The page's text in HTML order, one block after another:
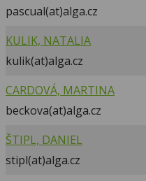
pascual(at)alga.cz
KULIK, NATALIA
kulik(at)alga.cz
CARDOVÁ, MARTINA
beckova(at)alga.cz
ŠTIPL, DANIEL
stipl(at)alga.cz